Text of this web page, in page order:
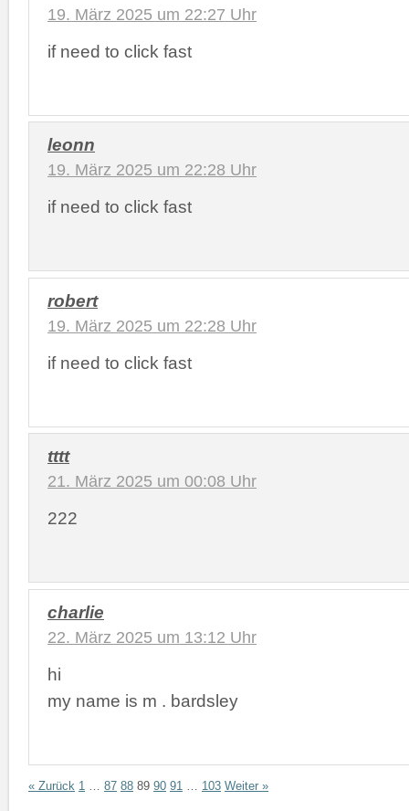
19. März 2025 um 22:27 Uhr
if need to click fast
leonn
19. März 2025 um 22:28 Uhr
if need to click fast
robert
19. März 2025 um 22:28 Uhr
if need to click fast
tttt
21. März 2025 um 00:08 Uhr
222
charlie
22. März 2025 um 13:12 Uhr
hi
my name is m . bardsley
« Zurück 1 87 88 89 90 91 103 Weiter »